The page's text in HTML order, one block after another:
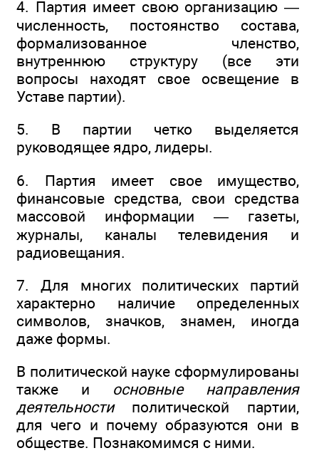
4. Партия имеет свою организацию —
численность, постоянство состава,
формализованное членство,
внутреннюю структуру (все эти
вопросы находят свое освещение в
Уставе партии).
5. В партии четко выделяется
руководящее ядро, лидеры.
6. Партия имеет свое имущество,
финансовые средства, свои средства
массовой информации — газеты,
журналы, каналы телевидения и
радиовещания.
7. Для многих политических партий
характерно наличие определенных
символов, значков, знамен, иногда
даже формы.
В политической науке сформулированы
также и основные направления
деятельностиполитической партии,
для чего и почему образуются они в
обществе. Познакомимся с ними.